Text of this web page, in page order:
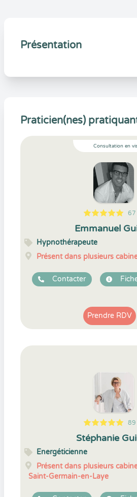
Présentation
Praticien(nes)
Consultation en
5
1
5
67 67
Emmanuel
Hypnothérapeute
Présent dans plusieurs
Contacter
Prendre RDV
5
1
5
89 89
Stéphanie
Energéticienne
Présent dans plusieurs
Saint-Germain-en-Laye